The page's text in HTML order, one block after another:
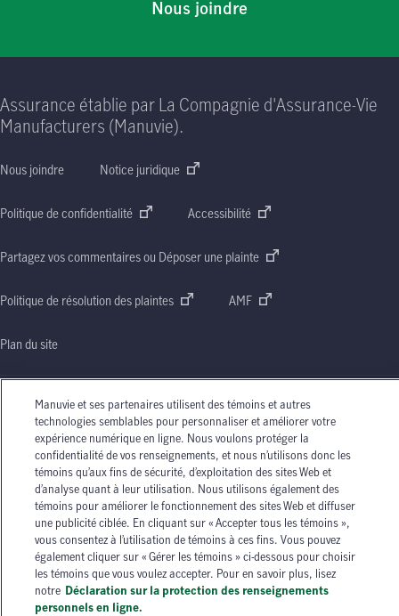
Nous joindre
Assurance établie par La Compagnie d'Assurance-Vie
Manufacturers (Manuvie).
Nous joindre Notice juridique
Politique de confidentialité Accessibilité
Partagez vos commentaires ou Déposer une plainte
Politique de résolution des plaintes AMF
Plan du site
Le nom Manuvie, la lettre« M »stylisée et le nom Manuvie accompagné de la lettre
stylisée sont des marques de commerce de La Compagnie d’Assurance-Vie Manufacturers
qu’elle et ses sociétés affiliées utilisent sous licence. © La Compagnie d’Assurance-Vie
Manufacturers, 2026. Tous droits réservés. Manuvie,P.O. Box 670, STN Waterloo,
Waterloo (Ontario)N2J 4B8.
Les circonstances individuelles peuvent varier. Vous pouvez communiquer avec l’un des
conseillers en assurance autorisés de Manuvie ou avec votre agent d’assurance autorisé si
vous avez besoin de conseils sur vos besoins en matière d’assurance.
Manuvie et ses partenaires utilisent des témoins et autres
technologies semblables pour personnaliser et améliorer votre
expérience numérique en ligne. Nous voulons protéger la
confidentialité de vos renseignements, et nous n’utilisons donc les
témoins qu’aux fins de sécurité, d’exploitation des sites Web et
d’analyse quant à leur utilisation. Nous utilisons également des
témoins pour améliorer le fonctionnement des sites Web et diffuser
une publicité ciblée. En cliquant sur « Accepter tous les témoins »,
vous consentez à l’utilisation de témoins à ces fins. Vous pouvez
également cliquer sur « Gérer les témoins » ci-dessous pour choisir
les témoins que vous voulez accepter. Pour en savoir plus, lisez
notre Déclaration sur la protection des renseignements
personnels en ligne.